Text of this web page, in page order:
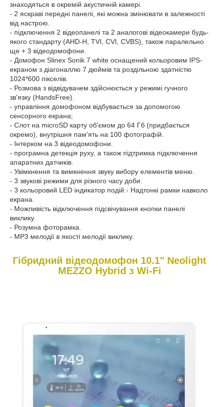
знаходяться в окремій акустичній камері.
- 2 яскраві передні панелі, які можна змінювати в залежності
від настрою.
- підключення 2 відеопанелі та 2 аналогові відеокамери будь-
якого стандарту (AHD-H, TVI, CVI, CVBS), також паралельно
ще + 3 відеодомофони.
- Домофон Slinex Sonik 7 white оснащений кольоровим IPS-
екраном з діагоналлю 7 дюймів та роздільною здатністю
1024*600 пікселів.
- Розмова з відвідувачем здійснюється у режимі гучного
зв'язку (HandsFree).
- управління домофоном відбувається за допомогою
сенсорного екрана;
- Слот на microSD карту об'ємом до 64 Гб (придбається
окремо), внутрішня пам'ять на 100 фотографій.
- Інтерком на 3 відеодомофони.
- програмна детекція руху, а також підтримка підключення
апаратних датчиків.
- Увімкнення та вимкнення звуку вибору елементів меню.
- 3 звукові режими для різного часу доби.
- 3 кольоровий LED індикатор подій.- Надтонкі рамки навколо
екрана.
- Можливість відключення підсвічування кнопки панелі
виклику.
- Розумна фоторамка.
- MP3 мелодії в якості мелодії виклику.
Гібридний відеодомофон 10.1" Neolight
MEZZO Hybrid з Wi-Fi